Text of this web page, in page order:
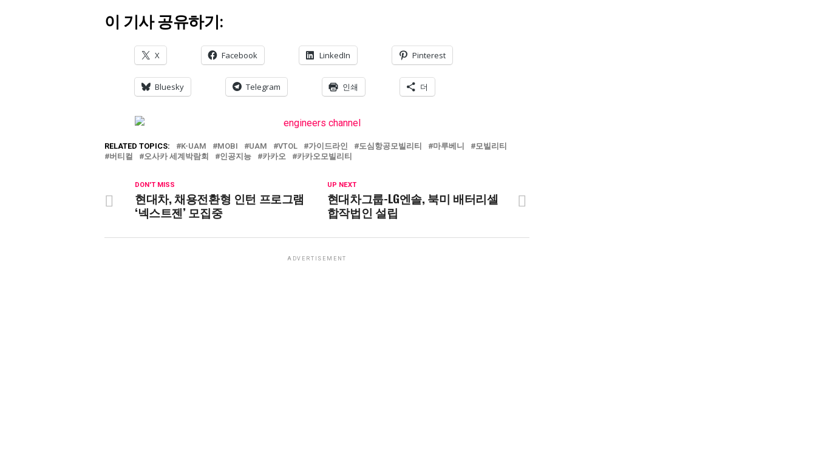
이 기사 공유하기:
X Facebook LinkedIn Pinterest
Bluesky Telegram 인쇄 더
RELATED TOPICS: K-UAM MOBI UAM VTOL 가이드라인 도심항공모빌리티 마루베니
모빌리티
버티컬
오사카 세계박람회 인공지능 카카오 카카오모빌리티
UP NEXT
현대차그룹-LG엔솔, 북미 배터리셀
합작법인 설립
DON'T MISS
현대차, 채용전환형 인턴 프로그램
‘넥스트젠’ 모집중
ADVERTISEMENT